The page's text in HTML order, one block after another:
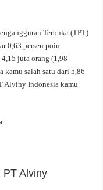
Terbuka (TPT)
0,63 persen poin
juta orang (1,98
kamu salah satu dari 5,86
Alviny Indonesia kamu
PT Alviny